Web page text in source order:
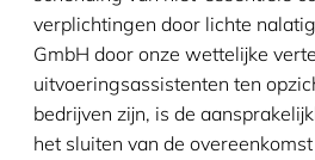
verplichtingen door lichte
GmbH door onze wettelijke
uitvoeringsassistenten ten
bedrijven zijn, is de
het sluiten van de